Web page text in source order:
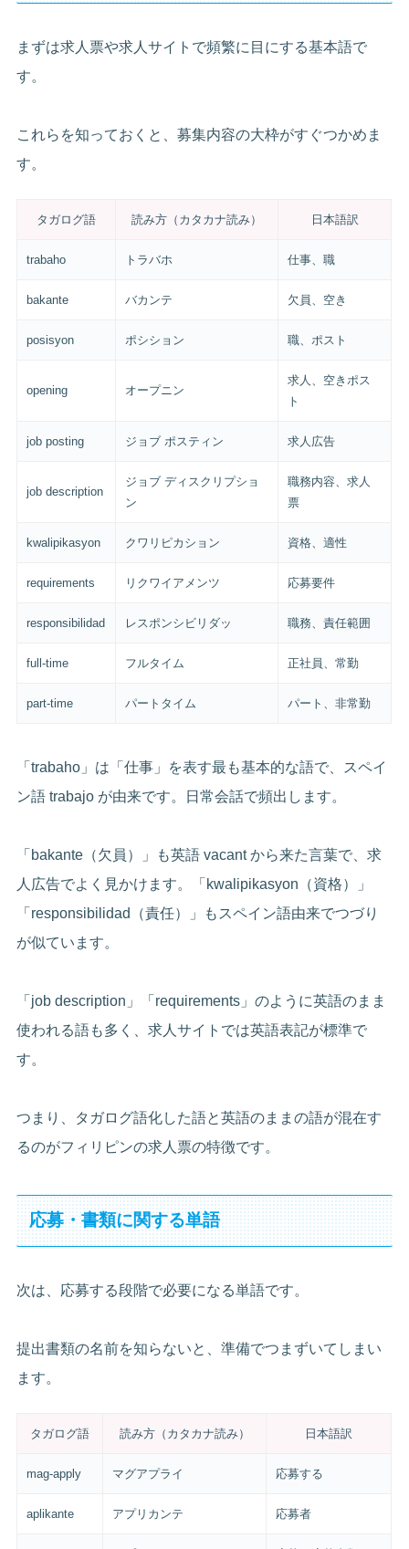
まずは求人票や求人サイトで頻繁に目にする基本語で
す。
これらを知っておくと、募集内容の大枠がすぐつかめま
す。
タガログ語 読み方（カタカナ読み） 日本語訳
trabaho トラバホ 仕事、職
bakante バカンテ 欠員、空き
posisyon ポシション 職、ポスト
opening オープニン
求人、空きポス
ト
job posting ジョブ ポスティン 求人広告
job description
ジョブ ディスクリプショ
ン
職務内容、求人
票
kwalipikasyon クワリピカション 資格、適性
requirements リクワイアメンツ 応募要件
responsibilidad レスポンシビリダッ 職務、責任範囲
full-time フルタイム 正社員、常勤
part-time パートタイム パート、非常勤
「trabaho」は「仕事」を表す最も基本的な語で、スペイ
ン語 trabajo が由来です。日常会話で頻出します。
「bakante（欠員）」も英語 vacant から来た言葉で、求
人広告でよく見かけます。「kwalipikasyon（資格）」
「responsibilidad（責任）」もスペイン語由来でつづり
が似ています。
「job description」「requirements」のように英語のまま
使われる語も多く、求人サイトでは英語表記が標準で
す。
つまり、タガログ語化した語と英語のままの語が混在す
るのがフィリピンの求人票の特徴です。
応募・書類に関する単語
次は、応募する段階で必要になる単語です。
提出書類の名前を知らないと、準備でつまずいてしまい
ます。
タガログ語 読み方（カタカナ読み） 日本語訳
mag-apply マグアプライ 応募する
aplikante アプリカンテ 応募者